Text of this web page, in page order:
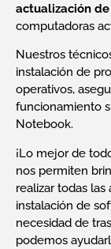
actualización
computadoras
Nuestros
instalación de
operativos,
funcionamiento
Notebook.
¡Lo mejor de
nos permiten
realizar todas
instalación de
necesidad de
podemos